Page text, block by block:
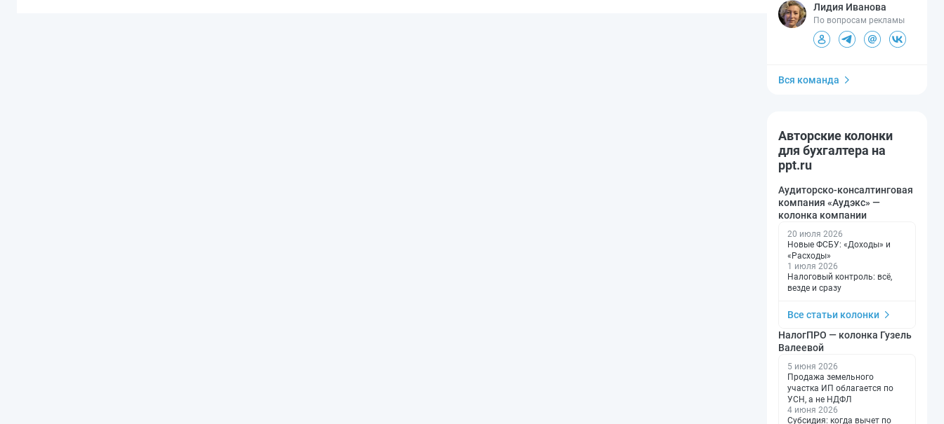
Лидия Иванова
По вопросам рекламы
Вся команда
Авторские колонки
для бухгалтера на
ppt.ru
Аудиторско-консалтинговая
компания «Аудэкс» —
колонка компании
20 июля 2026
Новые ФСБУ: «Доходы» и
«Расходы»
1 июля 2026
Налоговый контроль: всё,
везде и сразу
Все статьи колонки
НалогПРО — колонка Гузель
Валеевой
5 июня 2026
Продажа земельного
участка ИП облагается по
УСН, а не НДФЛ
4 июня 2026
Субсидия: когда вычет по